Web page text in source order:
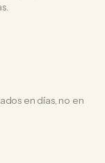
en días, no en